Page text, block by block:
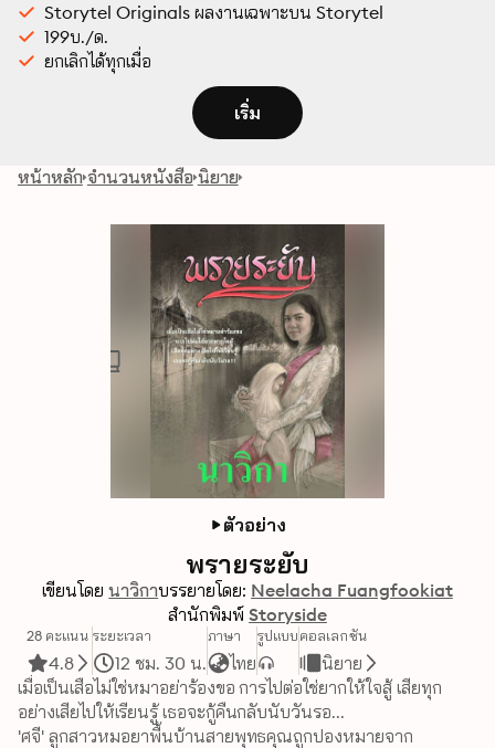
Storytel Originals ผลงานเฉพาะบน Storytel
199บ./ด.
ยกเลิกได้ทุกเมื่อ
เริ่ม
หน้าหลัก จำนวนหนังสือ นิยาย
ตัวอย่าง
พรายระยับ
เขียนโดย นาวิกาบรรยายโดย: Neelacha Fuangfookiat
สำนักพิมพ์ Storyside
28 คะแนน
4.8
ระยะเวลา
12 ชม. 30 น.
ภาษา
ไทย
รูปแบบคอลเลกชัน
นิยาย
เมื่อเป็นเสือไม่ใช่หมาอย่าร้องขอ การไปต่อใช่ยากให้ใจสู้ เสียทุก
อย่างเสียไปให้เรียนรู้ เธอจะกู้คืนกลับนับวันรอ...
'ศจี' ลูกสาวหมอยาพื้นบ้านสายพุทธคุณถูกปองหมายจาก